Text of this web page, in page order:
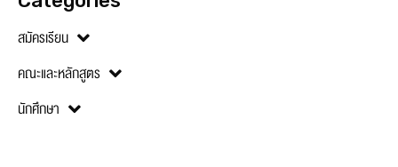
สมัครเรียน
คณะและหลักสูตร
นักศึกษา